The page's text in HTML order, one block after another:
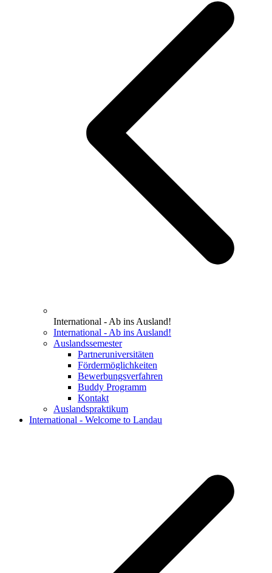
International - Ab ins Ausland!
International - Ab ins Ausland!
Auslandssemester
Partneruniversitäten
Fördermöglichkeiten
Bewerbungsverfahren
Buddy Programm
Kontakt
Auslandspraktikum
International - Welcome to Landau